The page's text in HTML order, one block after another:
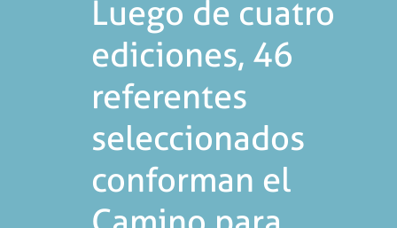
Luego de cuatro
ediciones, 46
referentes
seleccionados
conforman el